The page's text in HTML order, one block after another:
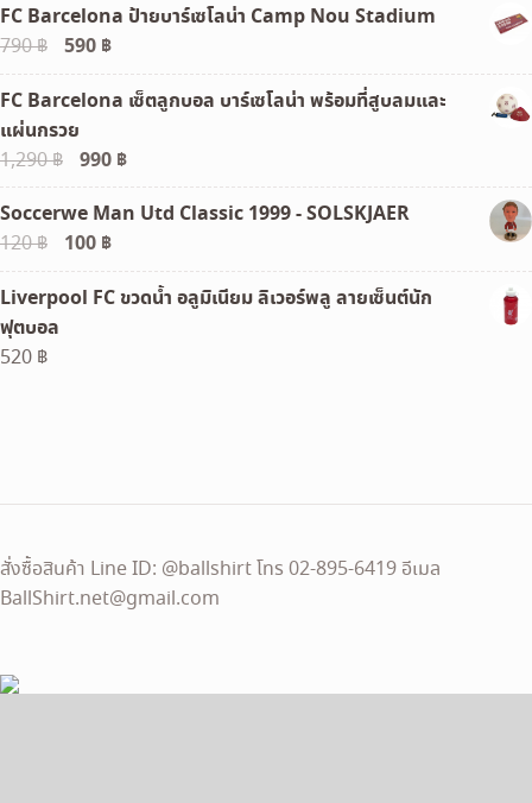
FC Barcelona ป้ายบาร์เซโลน่า Camp Nou Stadium
790฿
Original
price
was:
790 ฿.
590 ฿Current
price
is:
FC Barcelona เซ็ตลูกบอล บาร์เซโลน่า พร้อมที่สูบลมและ
แผ่นกรวย
1,290฿
Original
price
was:
1,290 ฿.
990 ฿Current
price
is:
Soccerwe Man Utd Classic 1999 - SOLSKJAER
120฿
Original
price
was:
120 ฿.
100 ฿Current
price
is:
Liverpool FC ขวดน้ำ อลูมิเนียม ลิเวอร์พลู ลายเซ็นต์นัก
ฟุตบอล
520 ฿
สั่งซื้อสินค้า Line ID: @ballshirt โทร 02-895-6419 อีเมล
BallShirt.net@gmail.com